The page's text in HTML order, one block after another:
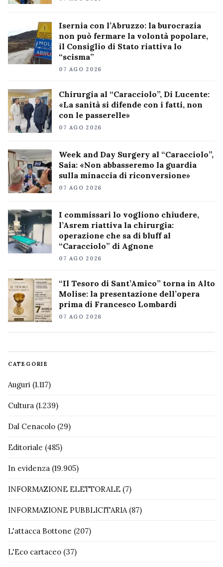
Isernia con l’Abruzzo: la burocrazia
non può fermare la volontà popolare,
il Consiglio di Stato riattiva lo
“scisma”
07 AGO 2026
Chirurgia al “Caracciolo”, Di Lucente:
«La sanità si difende con i fatti, non
con le passerelle»
07 AGO 2026
Week and Day Surgery al “Caracciolo”,
Saia: «Non abbasseremo la guardia
sulla minaccia di riconversione»
07 AGO 2026
I commissari lo vogliono chiudere,
l’Asrem riattiva la chirurgia:
operazione che sa di bluff al
“Caracciolo” di Agnone
07 AGO 2026
“Il Tesoro di Sant’Amico” torna in Alto
Molise: la presentazione dell’opera
prima di Francesco Lombardi
07 AGO 2026
CATEGORIE
Auguri (1.117)
Cultura (1.239)
Dal Cenacolo (29)
Editoriale (485)
In evidenza (19.905)
INFORMAZIONE ELETTORALE (7)
INFORMAZIONE PUBBLICITARIA(87)
L'attacca Bottone (207)
L'Eco cartaceo (37)